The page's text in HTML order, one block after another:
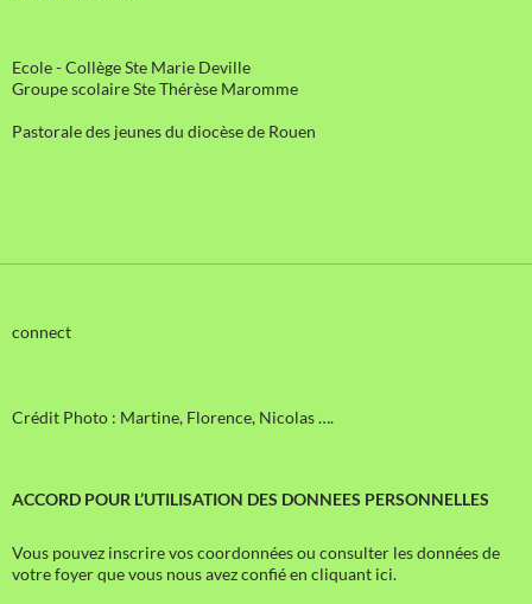
Ecole - Collège Ste Marie Deville
Groupe scolaire Ste Thérèse Maromme
Pastorale des jeunes du diocèse de Rouen
connect
Crédit Photo : Martine, Florence, Nicolas ….
ACCORD POUR L’UTILISATION DES DONNEES PERSONNELLES
Vous pouvez inscrire vos coordonnées ou consulter les données de
votre foyer que vous nous avez confié en cliquant ici.